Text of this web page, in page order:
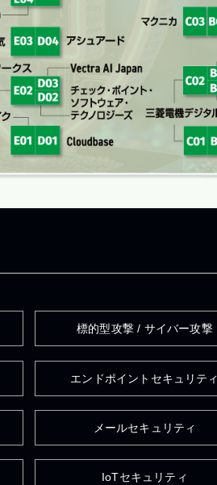
標的型攻撃 / サイバー攻撃
エンドポイントセキュリティ
メールセキュリティ
IoTセキュリティ